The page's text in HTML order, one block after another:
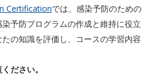
Certificationでは、感染予防のための
予防プログラムの作成と維持に役立
の知識を評価し、コースの学習内容
ださい。